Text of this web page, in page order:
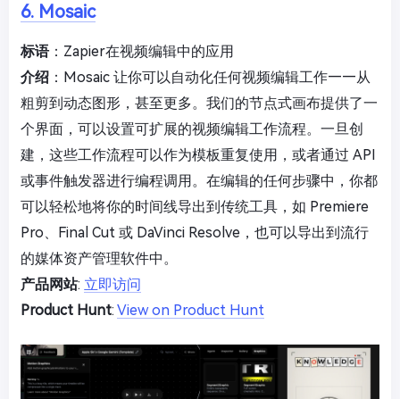
6. Mosaic
标语：Zapier在视频编辑中的应用
介绍 ：Mosaic 让你可以自动化任何视频编辑工作——从
粗剪到动态图形，甚至更多。我们的节点式画布提供了一
个界面，可以设置可扩展的视频编辑工作流程。一旦创
建，这些工作流程可以作为模板重复使用，或者通过 API
或事件触发器进行编程调用。在编辑的任何步骤中，你都
可以轻松地将你的时间线导出到传统工具，如 Premiere
Pro、Final Cut 或 DaVinci Resolve，也可以导出到流行
的媒体资产管理软件中。
产品网站: 立即访问
Product Hunt: View on Product Hunt